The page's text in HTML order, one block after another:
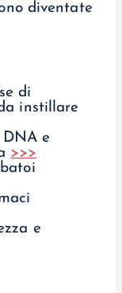
diventate
di
instillare
DNA e
>>>
e